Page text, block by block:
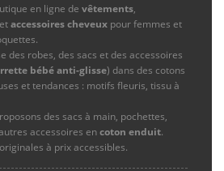
en ligne de vêtements,
etaccessoires cheveux pour femmes et
des robes, des sacs et des accessoires
bébé anti-glisse) dans des cotons
et tendances : motifs fleuris, tissu à
des sacs à main, pochettes,
accessoires encoton enduit.
à prix accessibles.